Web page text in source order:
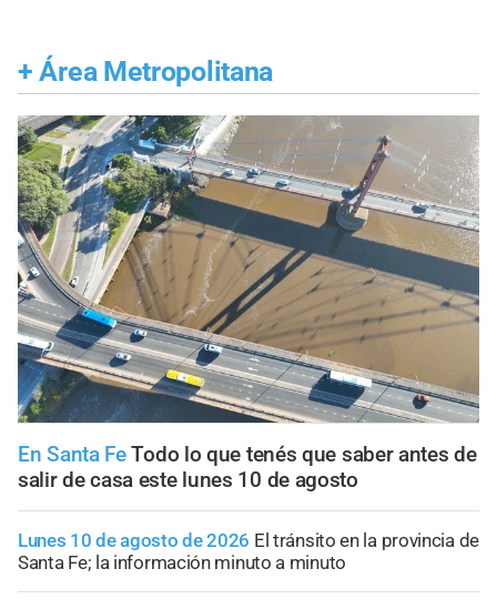
+ Área Metropolitana
En Santa FeTodo lo que tenés que saber antes de
salir de casa este lunes 10 de agosto
Lunes 10 de agosto de 2026 El tránsito en la provincia de
Santa Fe; la información minuto a minuto